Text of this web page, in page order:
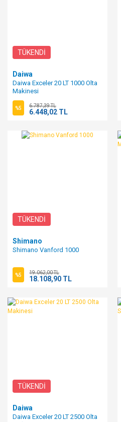
TÜKENDİ
Daiwa
Daiwa Exceler 20 LT 1000 Olta
Makinesi
%5 6.787,39 TL
6.448,02 TL
TÜKENDİ
Shimano
Shimano Vanford 1000
%5 19.062,00 TL
18.108,90 TL
TÜKENDİ
Daiwa
Daiwa Exceler 20 LT 2500 Olta